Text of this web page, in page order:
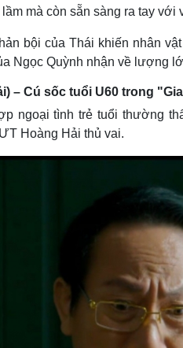
mà còn sẵn sàng ra tay với
bội của Thái khiến nhân
Ngọc Quỳnh nhận về lượng
– Cú sốc tuổi U60 trong
ngoại tình trẻ tuổi thường
Hoàng Hải thủ vai.